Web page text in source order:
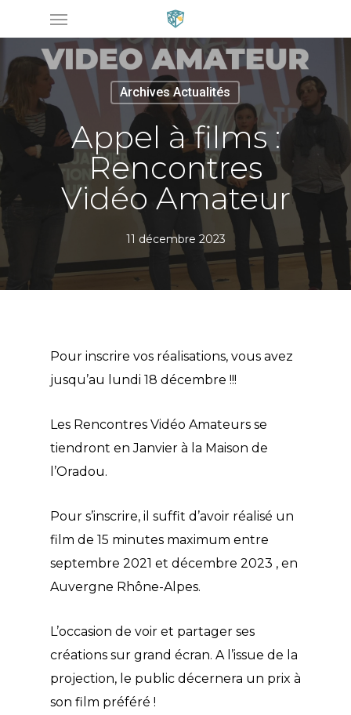
to
main
content
Menu
Archives Actualités
Appel à films :
Rencontres
Vidéo Amateur
11 décembre 2023
Pour inscrire vos réalisations, vous avez
jusqu’au lundi 18 décembre !!!
Les Rencontres Vidéo Amateurs se
tiendront en Janvier à la Maison de
l’Oradou.
Pour s’inscrire, il suffit d’avoir réalisé un
film de 15 minutes maximum entre
septembre 2021 et décembre 2023 , en
Auvergne Rhône-Alpes.
L’occasion de voir et partager ses
créations sur grand écran. A l’issue de la
projection, le public décernera un prix à
son film préféré !